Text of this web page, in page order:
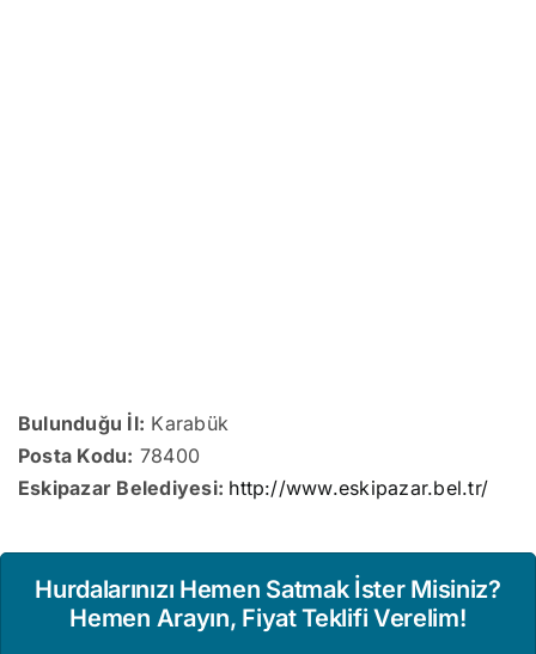
Bulunduğu İl: Karabük
Posta Kodu: 78400
Eskipazar Belediyesi: http://www.eskipazar.bel.tr/
Hurdalarınızı Hemen Satmak İster Misiniz?
Hemen Arayın, Fiyat Teklifi Verelim!